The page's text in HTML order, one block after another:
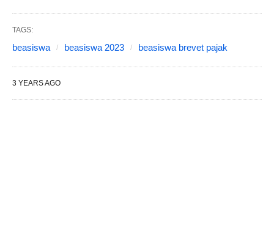
TAGS:
beasiswa beasiswa 2023 beasiswa brevet pajak
3 YEARS AGO